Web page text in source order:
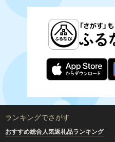
ランキングでさがす
おすすめ総合人気返礼品ランキング